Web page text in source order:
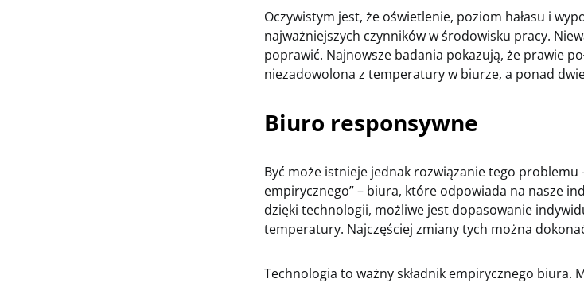
Oczywistym jest, że oświetlenie, poziom hałasu i
najważniejszych czynników w środowisku pracy.
poprawić. Najnowsze badania pokazują, że prawie
niezadowolona z temperatury w biurze, a ponad
Biuro responsywne
Być może istnieje jednak rozwiązanie tego problemu
empirycznego” – biura, które odpowiada na nasze
dzięki technologii, możliwe jest dopasowanie
temperatury. Najczęściej zmiany tych można
Technologia to ważny składnik empirycznego biura.